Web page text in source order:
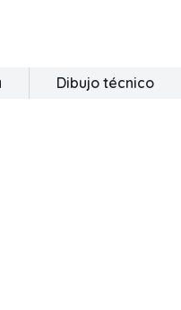
Dibujo técnico